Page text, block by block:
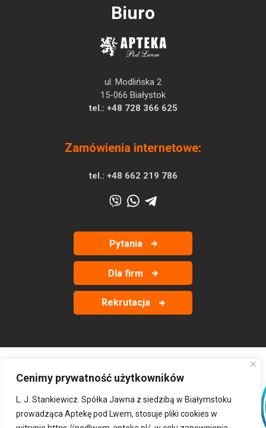
Cenimy prywatność użytkowników
L. J. Stankiewicz. Spółka Jawna z siedzibą w Białymstoku
prowadząca Aptekę pod Lwem, stosuje pliki cookies w
Biuro
ul. Modlińska 2
15-066 Białystok
tel.: +48 728 366 625
Zamówienia internetowe:
tel.: +48 662 219 786
Pytania
Dla firm
Rekrutacja
‹